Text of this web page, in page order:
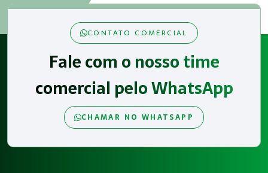
CONTATO COMERCIAL
Fale com o nosso time
comercial pelo WhatsApp
CHAMAR NO WHATSAPP